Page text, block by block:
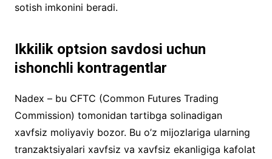
sotish imkonini beradi.
Ikkilik optsion savdosi uchun
ishonchli kontragentlar
Nadex – bu CFTC (Common Futures Trading
Commission) tomonidan tartibga solinadigan
xavfsiz moliyaviy bozor. Bu o’z mijozlariga ularning
tranzaktsiyalari xavfsiz va xavfsiz ekanligiga kafolat